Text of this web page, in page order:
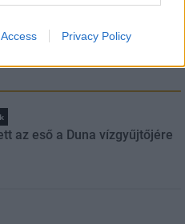
Privacy Policy
az eső a Duna vízgyűjtőjére